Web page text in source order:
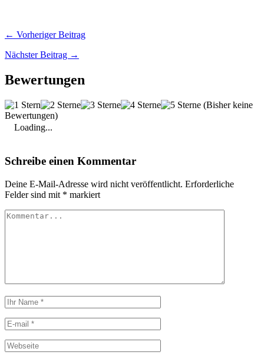
← Vorheriger Beitrag
Nächster Beitrag →
Bewertungen
(Bisher keine
Bewertungen)
Loading...
Schreibe einen Kommentar
Deine E-Mail-Adresse wird nicht veröffentlicht. Erforderliche
Felder sind mit * markiert